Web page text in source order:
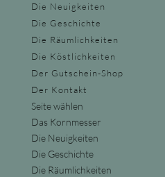
Die Neuigkeiten
Die Geschichte
Die Räumlichkeiten
Die Köstlichkeiten
Der Gutschein-Shop
Der Kontakt
Seite wählen
Das Kornmesser
Die Neuigkeiten
Die Geschichte
Die Räumlichkeiten